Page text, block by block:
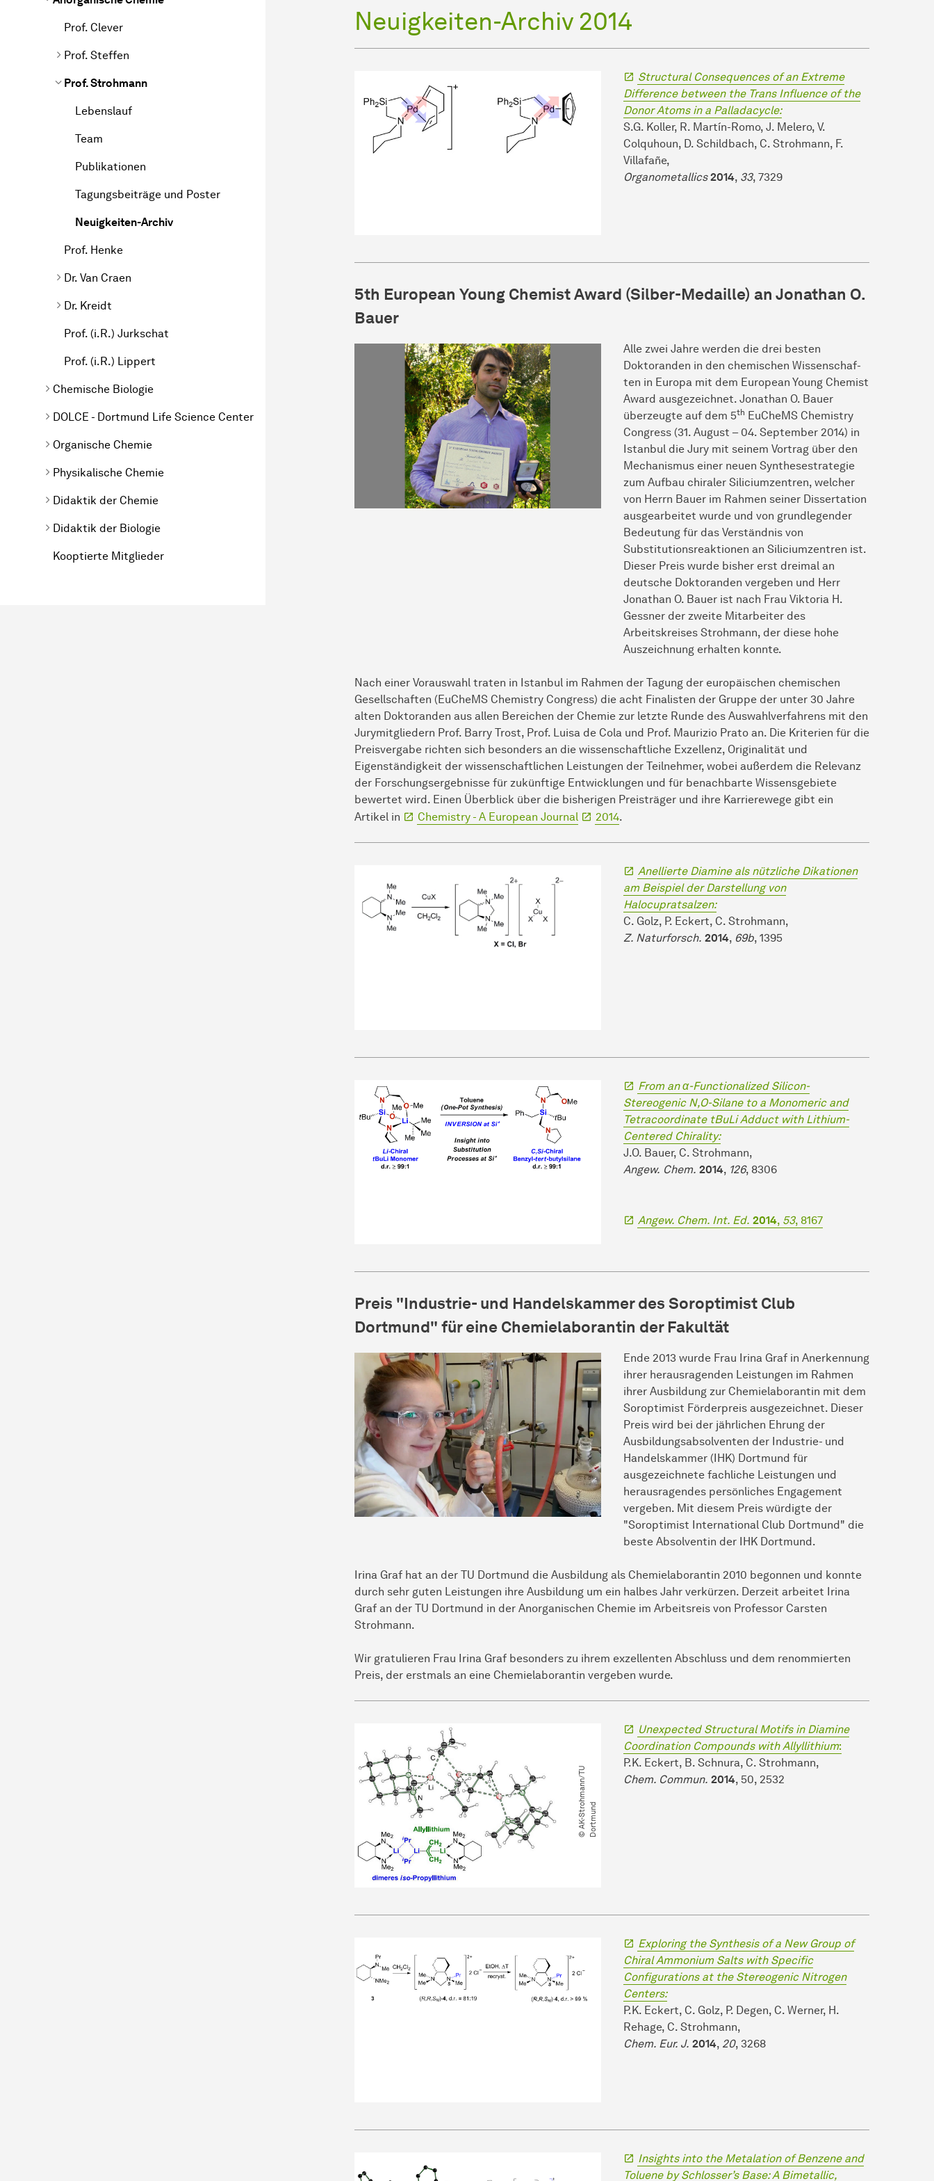
Prof. Clever
Prof. Steffen
Prof. Strohmann
Lebenslauf
Team
Publikationen
Tagungsbeiträge und Poster
Neuigkeiten-Archiv
Prof. Henke
Dr. Van Craen
Dr. Kreidt
Prof. (i.R.) Jurkschat
Prof. (i.R.) Lippert
Chemische Biologie
DOLCE - Dortmund Life Science Center
Organische Chemie
Physikalische Chemie
Didaktik der Chemie
Didaktik der Biologie
Kooptierte Mitglieder
Neuigkeiten-Archiv 2014
Structural Consequences of an Extreme
Difference between the Trans Influence of the
Donor Atoms in a Palladacycle:
S.G. Koller, R. Martín-Romo, J. Melero, V.
Colquhoun, D. Schildbach, C. Strohmann, F.
Villafañe,
Organometallics 2014, 33, 7329
5th European Young Chemist Award (Silber-Medaille) an Jonathan O.
Bauer
Alle zwei Jahre werden die drei besten
Doktoranden in den che­mi­schen Wis­sen­schaf­
ten in Europa mit dem European Young Chemist
Award ausgezeichnet. Jonathan O. Bauer
überzeugte auf dem 5th EuCheMS Chemistry
Congress (31. August – 04. September 2014) in
Istanbul die Jury mit seinem Vortrag über den
Mechanismus einer neuen Synthesestrategie
zum Aufbau chiraler Siliciumzentren, welcher
von Herrn Bauer im Rahmen seiner Dissertation
ausgearbeitet wurde und von grundlegender
Be­deu­tungfür das Verständnis von
Substitutionsreaktionen an Siliciumzentren ist.
Dieser Preis wurde bisher erst dreimal an
deutsche Doktoranden vergeben und Herr
Jonathan O. Bauer ist nach Frau Viktoria H.
Gessner der zweite Mit­ar­bei­terdes
Arbeitskreises Strohmann, der diese hohe
Auszeichnung erhalten konnte.
Nach einer Vorauswahl traten in Istanbul im Rahmen der Tagung der europäischen che­mi­schen
Gesellschaften (EuCheMS Chemistry Congress) die acht Finalisten der Gruppe der unter 30 Jahre
alten Doktoranden aus allen Bereichen der Chemie zur letzte Runde des Auswahlverfahrens mit den
Jurymitgliedern Prof. Barry Trost, Prof. Luisa de Cola und Prof. Maurizio Prato an. Die Kriterien für die
Preisvergabe richten sich besonders an die wissenschaftliche Exzellenz, Originalität und
Eigenständigkeit der wissenschaftlichen Leistungen der Teilnehmer, wobei außerdem die Relevanz
der Forschungsergebnisse für zukünftige Entwicklungen und für benachbarte Wissensgebiete
bewertet wird. Einen Überblick über die bisherigen Preisträger und ihre Karrierewege gibt ein
Artikel in
Chemistry - A European Journal 2014.
Anellierte Diamine als nützliche Dikationen
am Beispiel der Darstellung von
Halocupratsalzen:
C. Golz, P. Eckert, C. Strohmann,
Z. Naturforsch. 2014, 69b, 1395
From an α-Functionalized Silicon-
Stereogenic N,O-Silane to a Monomeric and
Tetracoordinate tBuLi Adduct with Lithium-
Centered Chirality:
J.O. Bauer, C. Strohmann,
Angew. Chem. 2014, 126, 8306
Angew. Chem. Int. Ed. 2014, 53, 8167
Preis "Industrie- und Handelskammer des Soroptimist Club
Dortmund" für eine Chemielaborantin der Fakultät
Ende 2013 wurde Frau Irina Graf in Anerkennung
ihrer herausragenden Leistungen im Rahmen
ihrer Ausbildung zur Chemielaborantin mit dem
Soroptimist Förderpreis ausgezeichnet. Dieser
Preis wird bei der jährlichen Ehrung der
Ausbildungsabsolventen der Industrie- und
Handelskammer (IHK) Dortmund für
ausgezeichnete fachliche Leistungen und
herausragendes persönliches Engagement
vergeben. Mit diesem Preis würdigte der
"Soroptimist International Club Dortmund" die
beste Absolventin der IHK Dortmund.
Irina Graf hat an der TU Dortmund die Ausbildung als Chemielaborantin 2010 begonnen und konnte
durch sehr guten Leistungen ihre Ausbildung um ein halbes Jahr verkürzen. Derzeit arbeitet Irina
Graf an der TU Dortmund in der Anorganischen Chemie im Arbeitsreis von Professor Carsten
Strohmann.
Wir gratulieren Frau Irina Graf besonders zu ihrem exzellenten Abschluss und dem renommierten
Preis, der erstmals an eine Chemielaborantin vergeben wurde.
©
A
K
-
S
t
ro
h
m
a
n
n​
/​
T
U
D
o
r
t
m
u
nd
Unexpected Structural Motifs in Diamine
Coordination Compounds with Allyllithium:
P.K. Eckert, B. Schnura, C. Strohmann,
Chem. Commun. 2014, 50, 2532
Exploring the Synthesis of a New Group of
Chiral Ammonium Salts with Specific
Configurations at the Stereogenic Nitrogen
Centers:
P.K. Eckert, C. Golz, P. Degen, C. Werner, H.
Rehage, C. Strohmann,
Chem. Eur. J. 2014, 20, 3268
Insights into the Metalation of Benzene and
Toluene by Schlosser’s Base: A Bimetallic,